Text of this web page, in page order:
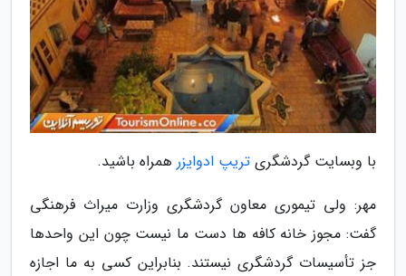
با وبسایت گردشگری تریپ ادوایزر همراه باشید.
مهر: ولی تیموری معاون گردشگری وزارت میراث فرهنگی
گفت: مجوز خانه کافه ها دست ما نیست چون این واحدها
جز تأسیسات گردشگری نیستند. بنابراین کسی به ما اجازه